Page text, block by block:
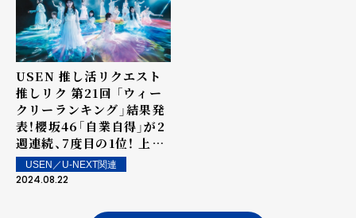
USEN 推し活リクエスト
推しリク 第21回 「ウィー
クリーランキング」結果発
表！櫻坂46「自業自得」が2
週連続、7度目の1位！ 上位
ランクイン楽曲は街中・店
内で配信！
USEN／U-NEXT関連
2024.08.22